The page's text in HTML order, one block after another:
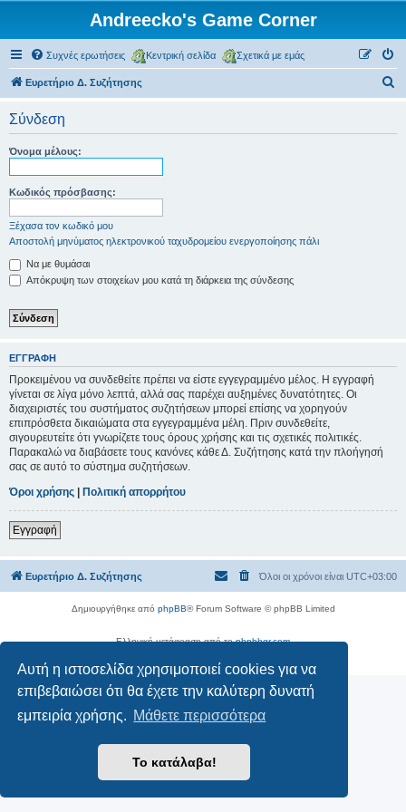
Αυτή η ιστοσελίδα χρησιμοποιεί cookies για να
επιβεβαιώσει ότι θα έχετε την καλύτερη δυνατή
εμπειρία χρήσης. Μάθετε περισσότερα
Το κατάλαβα!
Andreecko's Game Corner
Συχνές ερωτήσεις Κεντρική σελίδα Σχετικά με εμάς
Ευρετήριο Δ. Συζήτησης
Σύνδεση
Όνομα μέλους:
Κωδικός πρόσβασης:
Ξέχασα τον κωδικό μου
Αποστολή μηνύματος ηλεκτρονικού ταχυδρομείου ενεργοποίησης πάλι
Να με θυμάσαι
Απόκρυψη των στοιχείων μου κατά τη διάρκεια της σύνδεσης
ΕΓΓΡΑΦΉ
Προκειμένου να συνδεθείτε πρέπει να είστε εγγεγραμμένο μέλος. Η εγγραφή
γίνεται σε λίγα μόνο λεπτά, αλλά σας παρέχει αυξημένες δυνατότητες. Οι
διαχειριστές του συστήματος συζητήσεων μπορεί επίσης να χορηγούν
επιπρόσθετα δικαιώματα στα εγγεγραμμένα μέλη. Πριν συνδεθείτε,
σιγουρευτείτε ότι γνωρίζετε τους όρους χρήσης και τις σχετικές πολιτικές.
Παρακαλώ να διαβάσετε τους κανόνες κάθε Δ. Συζήτησης κατά την πλοήγησή
σας σε αυτό το σύστημα συζητήσεων.
Όροι χρήσης | Πολιτική απορρήτου
Εγγραφή
Ευρετήριο Δ. Συζήτησης Όλοι οι χρόνοι είναι UTC+03:00
Δημιουργήθηκε από phpBB® Forum Software © phpBB Limited
Ελληνική μετάφραση από τοphpbbgr.com